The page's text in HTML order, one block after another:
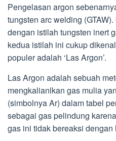
Pengelasan argon
tungsten arc welding
dengan istilah tungsten inert
kedua istilah ini cukup
populer adalah ‘Las Argon’.
Las Argon adalah sebuah
mengkalianlkan gas mulia
(simbolnya Ar) dalam tabel
sebagai gas pelindung
gas ini tidak bereaksi